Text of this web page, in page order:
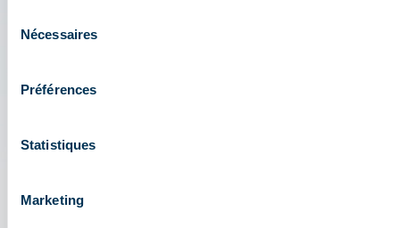
Nécessaires
Préférences
Statistiques
Marketing
L'appli 3 Vallées : votre
station : plan, événements, activités, restaurants,
skiable des 3 Vallées : conditions d'ouverture,